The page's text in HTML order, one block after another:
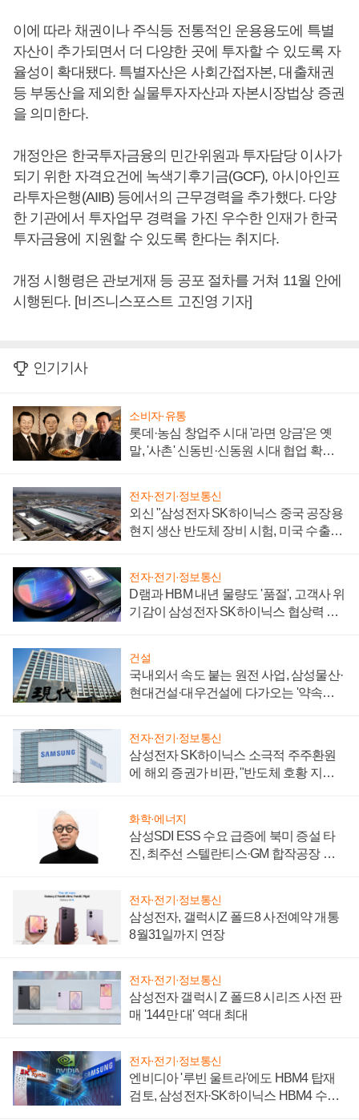
이에 따라 채권이나 주식등 전통적인 운용용도에 특별
자산이 추가되면서 더 다양한 곳에 투자할 수 있도록 자
율성이 확대됐다. 특별자산은 사회간접자본, 대출채권
등 부동산을 제외한 실물투자자산과 자본시장법상 증권
을 의미한다.
개정안은 한국투자금융의 민간위원과 투자담당 이사가
되기 위한 자격요건에 녹색기후기금(GCF), 아시아인프
라투자은행(AIIB) 등에서의 근무경력을 추가했다. 다양
한 기관에서 투자업무 경력을 가진 우수한 인재가 한국
투자금융에 지원할 수 있도록 한다는 취지다.
개정 시행령은 관보게재 등 공포 절차를 거쳐 11월 안에
시행된다. [비즈니스포스트 고진영 기자]
인기기사
소비자·유통
롯데·농심 창업주 시대 '라면 앙금'은 옛
말, '사촌' 신동빈·신동원 시대 협업 확대
전자·전기·정보통신
외신 "삼성전자 SK하이닉스 중국 공장용
현지 생산 반도체 장비 시험, 미국 수출통
전자·전기·정보통신
D램과 HBM 내년 물량도 '품절', 고객사 위
기감이 삼성전자 SK하이닉스 협상력 더
건설
국내외서 속도 붙는 원전 사업, 삼성물산·
현대건설·대우건설에 다가오는 '약속의
전자·전기·정보통신
삼성전자 SK하이닉스 소극적 주주환원
에 해외 증권가 비판, "반도체 호황 지속
화학·에너지
삼성SDI ESS 수요 급증에 북미 증설 타
진, 최주선 스텔란티스·GM 합작공장 건
전자·전기·정보통신
삼성전자, 갤럭시Z 폴드8 사전예약 개통
8월31일까지 연장
전자·전기·정보통신
삼성전자 갤럭시 Z 폴드8 시리즈 사전 판
매 '144만 대' 역대 최대
전자·전기·정보통신
엔비디아 '루빈 울트라'에도 HBM4 탑재
검토, 삼성전자·SK하이닉스 HBM4 수율